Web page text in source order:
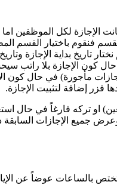
لكل الموظفين
بداية الإجازة
ضمن المستطيل الأزرق (الصورة رقم 4)
مأجورة) في حال كون
إضافة لتثبيت الإجازة.
تركه فارغاً في حال
جميع الإجازات
بالساعات عوضاً عن